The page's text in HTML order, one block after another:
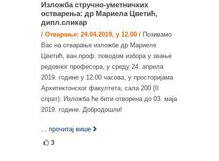
Изложба стручно-уметничких
остварења: др Мариела Цветић,
дипл.сликар
/ Отварање: 24.04.2019, у 12.00 / Позивамо
Вас на отварање изложбе др Мариеле
Цветић, ван.проф. поводом избора у звање
редовног професора, у среду 24. априла
2019. године у 12.00 часова, у просторијама
Архитектонског факултета, сала 200 (II
спрат). Изложба ће бити отворена до 03. маја
2019. године. Добродошли!
... прочитај више
3